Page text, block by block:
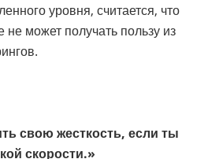
уровня, считается, что
может получать пользу из
свою жесткость, если ты
скорости.»